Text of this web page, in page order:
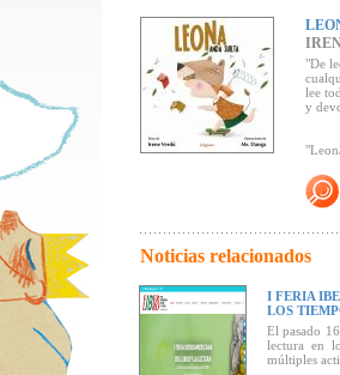
"De
lee
y
Un
ser
rimas
Noticias relacionados
I FERIA
LOS
El pasado
lectura en
múltiples